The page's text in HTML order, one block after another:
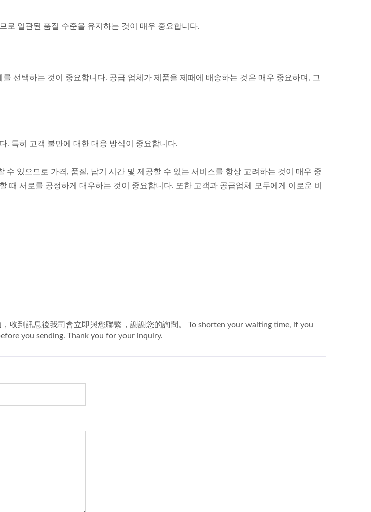
로 일관된 품질 수준을 유지하는 것이 매우 중요합니다.
선택하는 것이 중요합니다. 공급 업체가 제품을 제때에 배송하는 것은 매우 중요하며, 그
. 특히 고객 불만에 대한 대응 방식이 중요합니다.
있으므로 가격, 품질, 납기 시간 및 제공할 수 있는 서비스를 항상 고려하는 것이 매우 중
때 서로를 공정하게 대우하는 것이 중요합니다. 또한 고객과 공급업체 모두에게 이로운 비